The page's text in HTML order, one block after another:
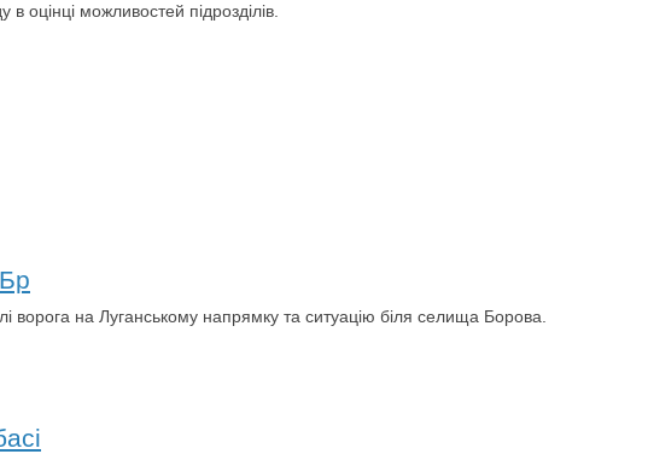
оцінці можливостей підрозділів.
ворога на Луганському напрямку та ситуацію біля селища Борова.